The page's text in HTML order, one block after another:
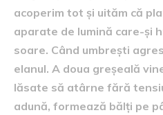
acoperim tot și uităm că
aparate de lumină care-și
soare. Când umbrești
elanul. A doua greșeală
lăsate să atârne fără
adună, formează bălți pe